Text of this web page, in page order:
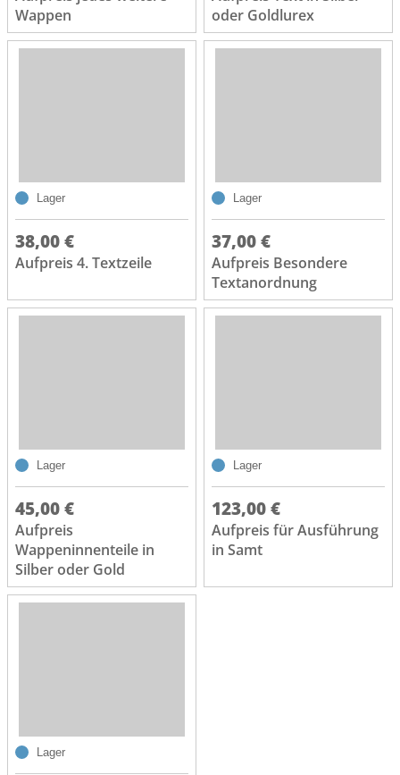
Wappen
oder Goldlurex
Lager
38,00 €
Aufpreis 4. Textzeile
Lager
37,00 €
Aufpreis Besondere
Textanordnung
Lager
45,00 €
Aufpreis
Wappeninnenteile in
Silber oder Gold
Lager
123,00 €
Aufpreis für Ausführung
in Samt
Lager